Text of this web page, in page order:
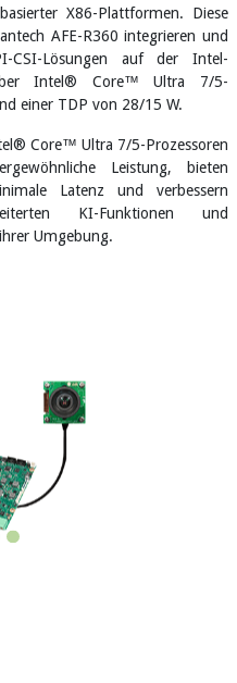
X86-Plattformen. Diese
AFE-R360 integrieren und
CSI-Lösungen auf der Intel-
Intel® Core™ Ultra 7/5-
einer TDP von 28/15 W.
Core™ Ultra 7/5-Prozessoren
Leistung, bieten
Latenz und verbessern
KI-Funktionen und
Umgebung.